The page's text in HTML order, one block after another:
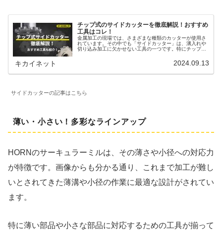
チップ式のサイドカッターを徹底解説！おすすめ
工具はコレ！
金属加工の現場では、さまざまな種類のカッターが使用さ
れています。その中でも「サイドカッター」は、溝入れや
切り込み加工に欠かせない工具の一つです。特にチップの
キカイネット 2024.09.13
サイドカッターの記事はこちら
薄い・小さい！多彩なラインアップ
HORNのサーキュラーミルは、その薄さや小径への対応力
が特徴です。画像からも分かる通り、これまで加工が難し
いとされてきた薄溝や小径の作業に最適な設計がされてい
ます。
特に薄い部品や小さな部品に対応するための工具が揃って